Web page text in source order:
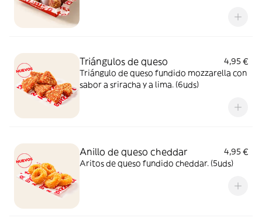
Triángulos de queso
4,95 €
Triángulo de queso fundido mozzarella con
sabor a sriracha y a lima. (6uds)
Anillo de queso cheddar
4,95 €
Aritos de queso fundido cheddar. (5uds)